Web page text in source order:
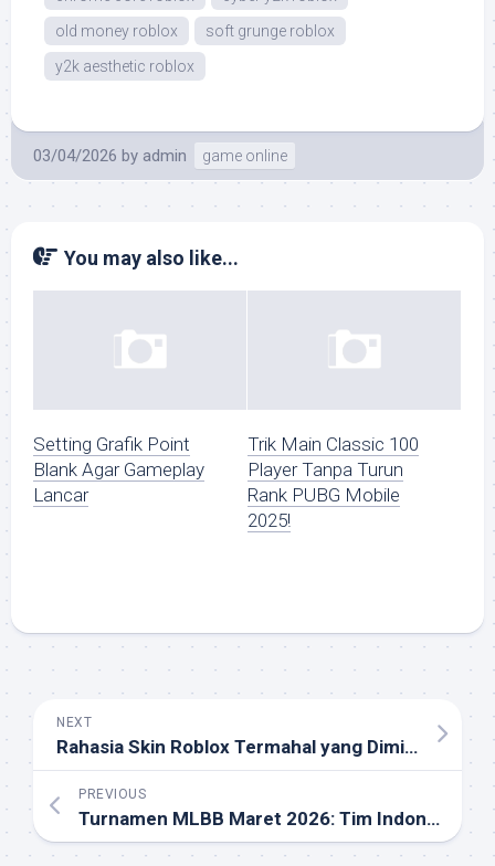
old money roblox
soft grunge roblox
y2k aesthetic roblox
03/04/2026 by admin game online
You may also like...
Setting Grafik Point
Blank Agar Gameplay
Lancar
Trik Main Classic 100
Player Tanpa Turun
Rank PUBG Mobile
2025!
NEXT
Rahasia Skin Roblox Termahal yang Dimiliki Pemain Indonesia
PREVIOUS
Turnamen MLBB Maret 2026: Tim Indonesia Siap Rebut Gelar